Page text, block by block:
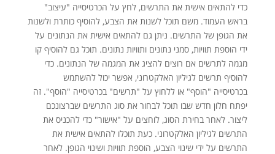
כדי להתאים אישית את התרשים, לחץ על הכרטיסייה "עיצוב"
בראש העמוד. משם תוכל לשנות את הצבע, להוסיף כותרת ולשנות
את הגופן של התרשים. ניתן גם להתאים אישית את הנתונים על
ידי הוספת תוויות, סמני נתונים ותוויות נתונים. תוכל גם להוסיף קו
מגמה לתרשים אם רוצים להציג את המגמה של הנתונים. כדי
להוסיף תרשים לגיליון האלקטרוני, אפשר יכול להשתמש
בכרטיסייה "הוסף" או ללחוץ על "תרשים" בכרטיסייה "הוסף". זה
יפתח חלון חדש שבו תוכל לבחור את סוג התרשים שברצונכם
ליצור. לאחר בחירת הסוג, לוחצים על "אישור" כדי להכניס את
התרשים לגיליון האלקטרוני. כעת תוכלו להתאים אישית את
התרשים על ידי שינוי הצבע, הוספת תוויות ושינוי הגופן. לאחר